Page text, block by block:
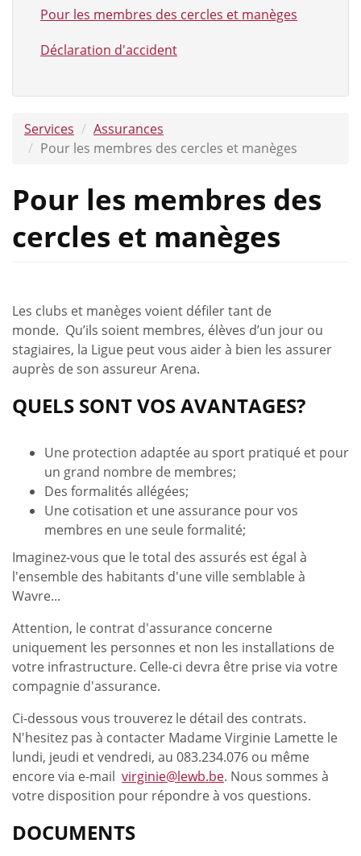
Pour les membres des cercles et manèges
Déclaration d'accident
Services
Assurances
Pour les membres des cercles et manèges
Pour les membres des
cercles et manèges
Les clubs et manèges voient défiler tant de
monde. Qu’ils soient membres, élèves d’un jour ou
stagiaires, la Ligue peut vous aider à bien les assurer
auprès de son assureur Arena.
QUELS SONT VOS AVANTAGES?
Une protection adaptée au sport pratiqué et pour
un grand nombre de membres;
Des formalités allégées;
Une cotisation et une assurance pour vos
membres en une seule formalité;
Imaginez-vous que le total des assurés est égal à
l'ensemble des habitants d'une ville semblable à
Wavre...
Attention, le contrat d'assurance concerne
uniquement les personnes et non les installations de
votre infrastructure. Celle-ci devra être prise via votre
compagnie d'assurance.
Ci-dessous vous trouverez le détail des contrats.
N'hesitez pas à contacter Madame Virginie Lamette le
lundi, jeudi et vendredi, au 083.234.076 ou même
encore via e-mail virginie@lewb.be. Nous sommes à
votre disposition pour répondre à vos questions.
DOCUMENTS